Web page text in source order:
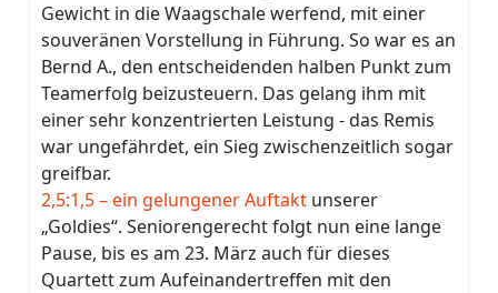
Gewicht in die Waagschale werfend, mit einer
souveränen Vorstellung in Führung. So war es an
Bernd A., den entscheidenden halben Punkt zum
Teamerfolg beizusteuern. Das gelang ihm mit
einer sehr konzentrierten Leistung - das Remis
war ungefährdet, ein Sieg zwischenzeitlich sogar
greifbar.
2,5:1,5 – ein gelungener Auftakt unserer
„Goldies“. Seniorengerecht folgt nun eine lange
Pause, bis es am 23. März auch für dieses
Quartett zum Aufeinandertreffen mit den